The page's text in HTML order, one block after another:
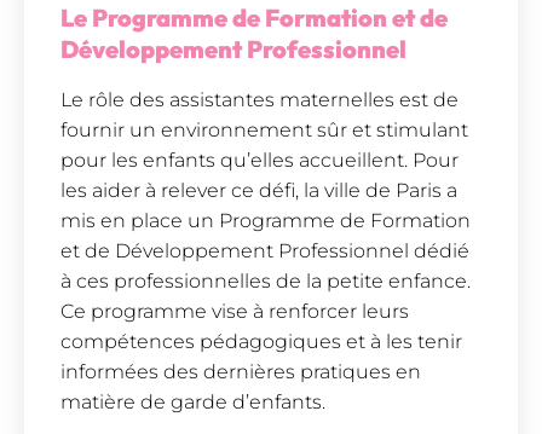
Le Programme de Formation et de
Développement Professionnel
Le rôle des assistantes maternelles est de
fournir un environnement sûr et stimulant
pour les enfants qu’elles accueillent. Pour
les aider à relever ce défi, la ville de Paris a
mis en place un Programme de Formation
et de Développement Professionnel dédié
à ces professionnelles de la petite enfance.
Ce programme vise à renforcer leurs
compétences pédagogiques et à les tenir
informées des dernières pratiques en
matière de garde d’enfants.